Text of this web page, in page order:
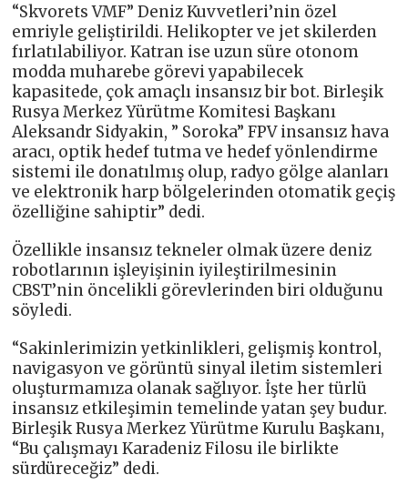
“Skvorets VMF” Deniz Kuvvetleri’nin özel
emriyle geliştirildi. Helikopter ve jet skilerden
fırlatılabiliyor. Katran ise uzun süre otonom
modda muharebe görevi yapabilecek
kapasitede, çok amaçlı insansız bir bot. Birleşik
Rusya Merkez Yürütme Komitesi Başkanı
Aleksandr Sidyakin, ” Soroka” FPV insansız hava
aracı, optik hedef tutma ve hedef yönlendirme
sistemi ile donatılmış olup, radyo gölge alanları
ve elektronik harp bölgelerinden otomatik geçiş
özelliğine sahiptir” dedi.
Özellikle insansız tekneler olmak üzere deniz
robotlarının işleyişinin iyileştirilmesinin
CBST’nin öncelikli görevlerinden biri olduğunu
söyledi.
“Sakinlerimizin yetkinlikleri, gelişmiş kontrol,
navigasyon ve görüntü sinyal iletim sistemleri
oluşturmamıza olanak sağlıyor. İşte her türlü
insansız etkileşimin temelinde yatan şey budur.
Birleşik Rusya Merkez Yürütme Kurulu Başkanı,
“Bu çalışmayı Karadeniz Filosu ile birlikte
sürdüreceğiz” dedi.